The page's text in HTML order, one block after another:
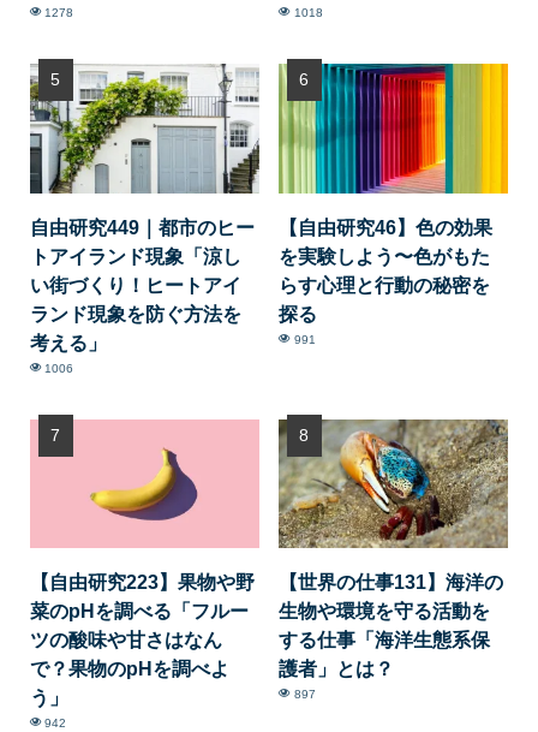
1278 1018
自由研究449｜都市のヒー
トアイランド現象「涼し
い街づくり！ヒートアイ
ランド現象を防ぐ方法を
考える」
1006
【自由研究46】色の効果
を実験しよう〜色がもた
らす心理と行動の秘密を
探る
991
【自由研究223】果物や野
菜のpHを調べる「フルー
ツの酸味や甘さはなん
で？果物のpHを調べよ
う」
942
【世界の仕事131】海洋の
生物や環境を守る活動を
する仕事「海洋生態系保
護者」とは？
897